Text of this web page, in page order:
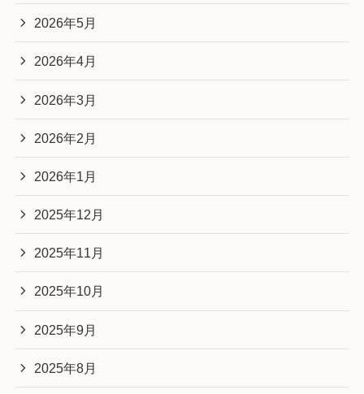
2026年5月
2026年4月
2026年3月
2026年2月
2026年1月
2025年12月
2025年11月
2025年10月
2025年9月
2025年8月